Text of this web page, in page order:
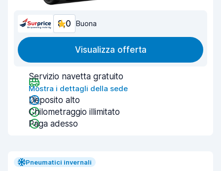
8,0 Buona
Visualizza offerta
Servizio navetta gratuito
Mostra i dettagli della sede
Deposito alto
Chilometraggio illimitato
Paga adesso
Pneumatici invernali